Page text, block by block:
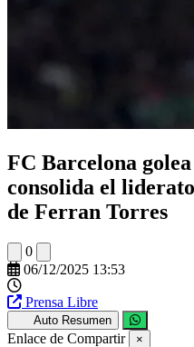
FC Barcelona
consolida el
de Ferran Torres
0
06/12/2025 13:53
Prensa Libre
Auto Resumen
Enlace de Compartir ×